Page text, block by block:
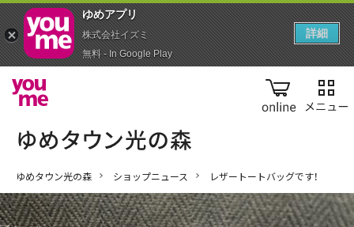
online
ゆめタウン光の森 ショップニュース レザートートバッグです！
ゆめアプ‪リ‬
株式会社イズミ
無料 - In Google Play
詳細